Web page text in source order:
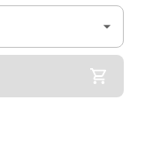
(Optionnel)